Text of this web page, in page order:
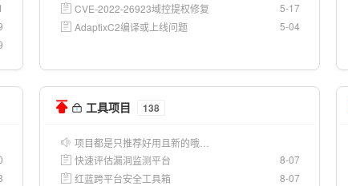
CVE-2022-26923域控提权修复
5-17
AdaptixC2编译或上线问题
5-04
工具项目 138
项目都是只推荐好用且新的哦…
快速评估漏洞监测平台
8-07
红蓝跨平台安全工具箱
8-07